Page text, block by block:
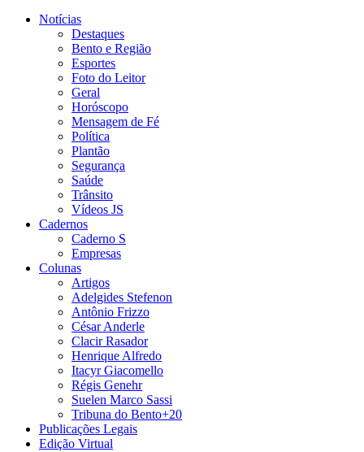
Notícias
Destaques
Bento e Região
Esportes
Foto do Leitor
Geral
Horóscopo
Mensagem de Fé
Política
Plantão
Segurança
Saúde
Trânsito
Vídeos JS
Cadernos
Caderno S
Empresas
Colunas
Artigos
Adelgides Stefenon
Antônio Frizzo
César Anderle
Clacir Rasador
Henrique Alfredo
Itacyr Giacomello
Régis Genehr
Suelen Marco Sassi
Tribuna do Bento+20
Publicações Legais
Edição Virtual